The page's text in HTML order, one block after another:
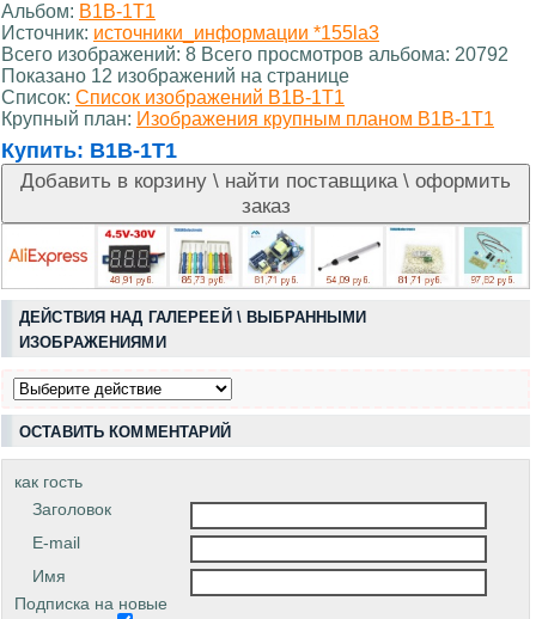
Альбом: В1В-1Т1
Источник: источники_информации *155la3
Всего изображений: 8 Всего просмотров альбома: 20792
Показано 12 изображений на странице
Список: Список изображений В1В-1Т1
Крупный план: Изображения крупным планом В1В-1Т1
Купить: В1В-1Т1
ДЕЙСТВИЯ НАД ГАЛЕРЕЕЙ \ ВЫБРАННЫМИ
ИЗОБРАЖЕНИЯМИ
ОСТАВИТЬ КОММЕНТАРИЙ
как гость
Заголовок
E-mail
Имя
Подписка на новые